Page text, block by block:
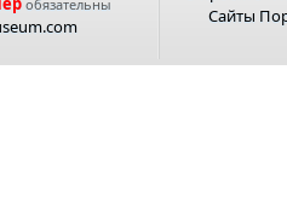
обязательны
Сайты